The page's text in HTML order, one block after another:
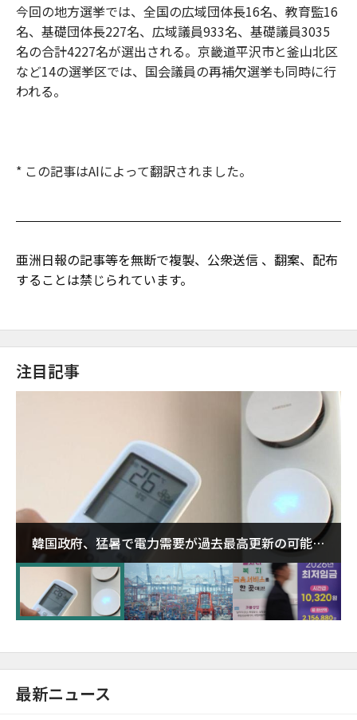
今回の地方選挙では、全国の広域団体長16名、教育監16
名、基礎団体長227名、広域議員933名、基礎議員3035
名の合計4227名が選出される。京畿道平沢市と釜山北区
など14の選挙区では、国会議員の再補欠選挙も同時に行
われる。
* この記事はAIによって翻訳されました。
亜洲日報の記事等を無断で複製、公衆送信 、翻案、配布
することは禁じられています。
注目記事
韓国政府、猛暑で電力需要が過去最高更新の可能性
に需給対応体制を点検
最新ニュース